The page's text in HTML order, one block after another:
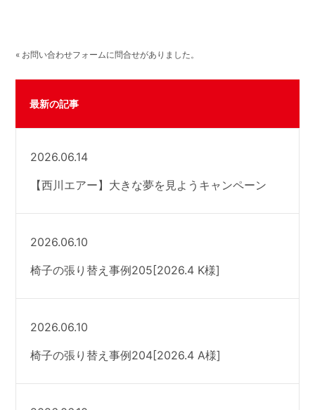
« お問い合わせフォームに問合せがありました。
最新の記事
2026.06.14
【西川エアー】大きな夢を見ようキャンペーン
2026.06.10
椅子の張り替え事例205[2026.4 K様]
2026.06.10
椅子の張り替え事例204[2026.4 A様]